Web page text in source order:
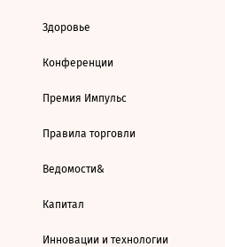
Здоровье
Конференции
Премия Импульс
Правила торговли
Ведомости&
Капитал
Инновации и технологии